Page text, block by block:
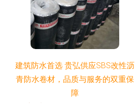
建筑防水首选 贵弘供应SBS改性沥
青防水卷材，品质与服务的双重保
障